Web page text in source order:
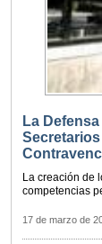
La
La creación de
competencias
17 de marzo de